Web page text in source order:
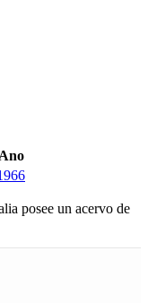
Ano
posee un acervo de